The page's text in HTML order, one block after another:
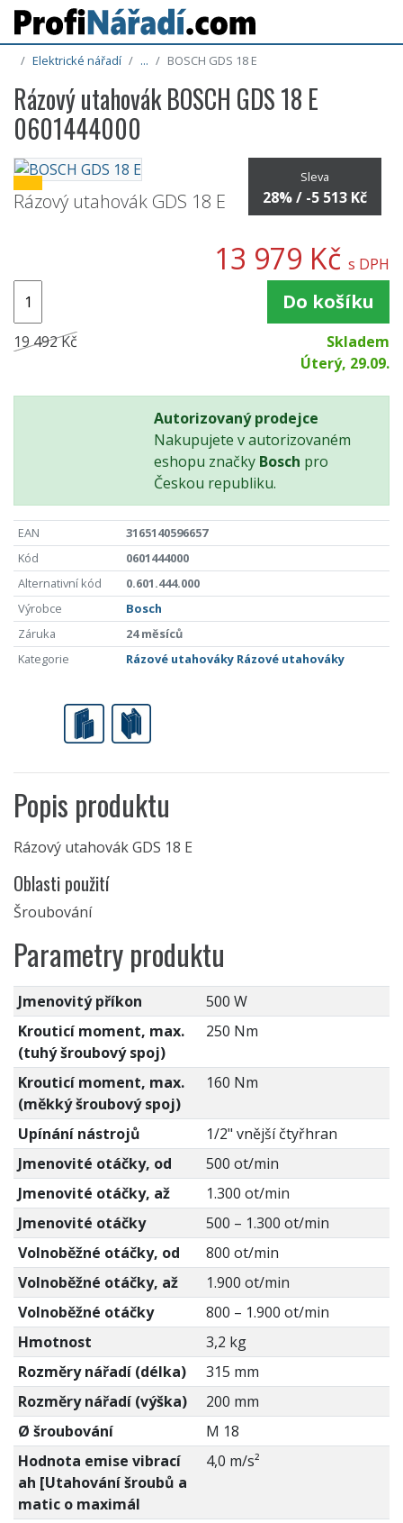
Elektrické nářadí ... BOSCH GDS 18 E
Rázový utahovák BOSCH GDS 18 E
0601444000
Sleva
28% / -5 513 Kč
Rázový utahovák GDS 18 E
13 979 Kč s DPH
Do košíku
19 492 Kč
Skladem
Úterý, 29.09.
Autorizovaný prodejce
Nakupujete v autorizovaném
eshopu značky Bosch pro
Českou republiku.
EAN
3165140596657
Kód
0601444000
Alternativní kód
0.601.444.000
Výrobce
Bosch
Záruka
24 měsíců
Kategorie
Rázové utahováky Rázové utahováky
Popis produktu
Rázový utahovák GDS 18 E
Oblasti použití
Šroubování
Parametry produktu
Jmenovitý příkon
500 W
Krouticí moment, max.
(tuhý šroubový spoj)
250 Nm
Krouticí moment, max.
(měkký šroubový spoj)
160 Nm
Upínání nástrojů
1/2" vnější čtyřhran
Jmenovité otáčky, od
500 ot/min
Jmenovité otáčky, až
1.300 ot/min
Jmenovité otáčky
500 – 1.300 ot/min
Volnoběžné otáčky, od
800 ot/min
Volnoběžné otáčky, až
1.900 ot/min
Volnoběžné otáčky
800 – 1.900 ot/min
Hmotnost
3,2 kg
Rozměry nářadí (délka)
315 mm
Rozměry nářadí (výška)
200 mm
Ø šroubování
M 18
Hodnota emise vibrací
ah [Utahování šroubů a
matic o maximál
4,0 m/s²